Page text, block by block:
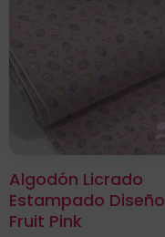
Algodón Licrado
Estampado Diseño
Fruit Pink